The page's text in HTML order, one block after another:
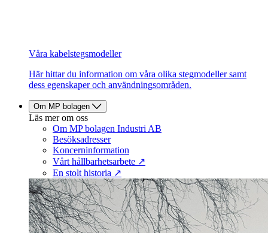
Våra kabelstegsmodeller
Här hittar du information om våra olika stegmodeller samt
dess egenskaper och användningsområden.
Om MP bolagen
Läs mer om oss
Om MP bolagen Industri AB
Besöksadresser
Koncerninformation
Vårt hållbarhetsarbete ↗
En stolt historia ↗